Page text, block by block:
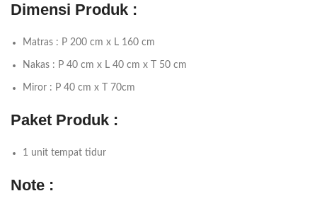
Dimensi Produk :
Matras : P 200 cm x L 160 cm
Nakas : P 40 cm x L 40 cm x T 50 cm
Miror : P 40 cm x T 70cm
Paket Produk :
1 unit tempat tidur
Note :